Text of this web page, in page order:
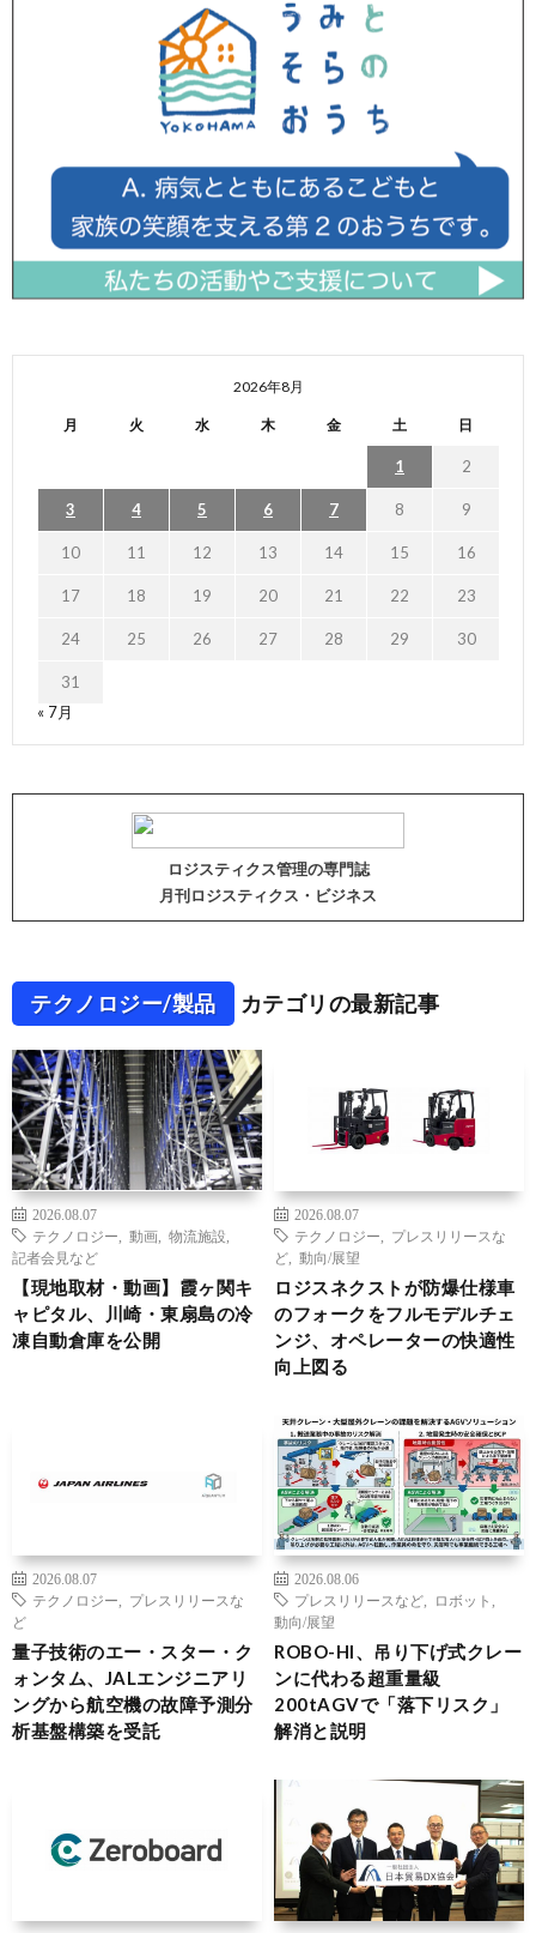
2026年8月
月 火 水 木 金 土 日
1 2
3 4 5 6 7 8 9
10 11 12 13 14 15 16
17 18 19 20 21 22 23
24 25 26 27 28 29 30
31
« 7月
ロジスティクス管理の専門誌
月刊ロジスティクス・ビジネス
テクノロジー/製品 カテゴリの最新記事
2026.08.07
テクノロジー
動画 物流施設
記者会見など
【現地取材・動画】霞ヶ関キ
ャピタル、川崎・東扇島の冷
凍自動倉庫を公開
2026.08.07
テクノロジー
プレスリリースな
ど
動向/展望
ロジスネクストが防爆仕様車
のフォークをフルモデルチェ
ンジ、オペレーターの快適性
向上図る
2026.08.07
テクノロジー
プレスリリースな
ど
量子技術のエー・スター・ク
ォンタム、JALエンジニアリ
ングから航空機の故障予測分
析基盤構築を受託
2026.08.06
プレスリリースなど
ロボット
動向/展望
ROBO-HI、吊り下げ式クレー
ンに代わる超重量級
200tAGVで「落下リスク」
解消と説明